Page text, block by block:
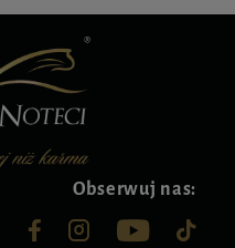
Obserwuj nas: